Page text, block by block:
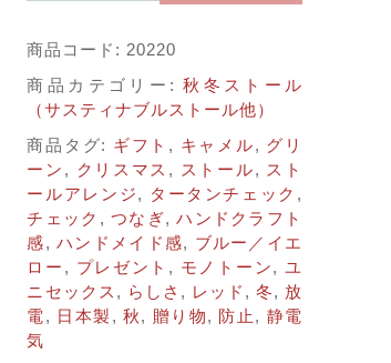
電
チ
ェ
ッ
ク
ア
シ
ン
メ
ト
リ
商品コード: 20220
商品カテゴリー:秋冬ストール
（サスティナブルストール他）
商品タグ: ギフト , キャメル, グリ
ーン , クリスマス , ストール, スト
ールアレンジ, タータンチェック ,
チェック , つなぎ,ハンドクラフト
感,ハンドメイド感, ブルー／イエ
ロー , プレゼント , モノトーン,ユ
ニセックス , らしさ , レッド , 冬, 放
電 , 日本製 , 秋, 贈り物, 防止 , 静電
気
～